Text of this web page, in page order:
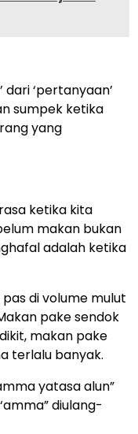
dari ‘pertanyaan’
sumpek ketika
yang
ketika kita
makan bukan
adalah ketika
di volume mulut
pake sendok
makan pake
terlalu banyak.
yatasa alun”
diulang-